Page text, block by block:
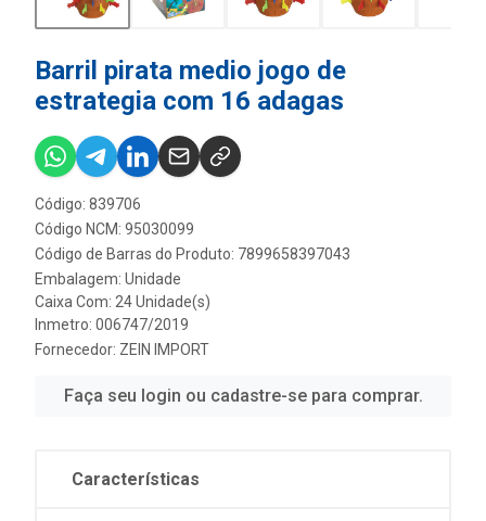
Barril pirata medio jogo de
estrategia com 16 adagas
Código: 839706
Código NCM: 95030099
Código de Barras do Produto: 7899658397043
Embalagem: Unidade
Caixa Com: 24 Unidade(s)
Inmetro: 006747/2019
Fornecedor: ZEIN IMPORT
Faça seu login ou cadastre-se para comprar.
Características